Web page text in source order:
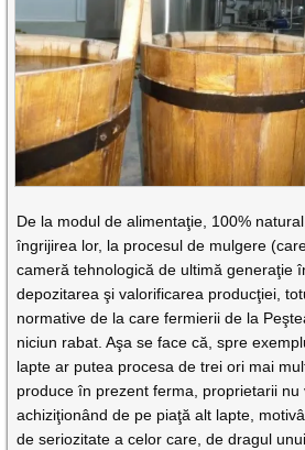
De la modul de alimentaţie, 100%
îngrijirea lor, la procesul de mulgere
cameră tehnologică de ultimă generaţie
depozitarea şi valorificarea producţiei,
normative de la care fermierii de la
niciun rabat. Aşa se face că, spre
lapte ar putea procesa de trei ori mai
produce în prezent ferma, proprietarii nu
achiziţionând de pe piaţă alt lapte,
de seriozitate a celor care, de dragul